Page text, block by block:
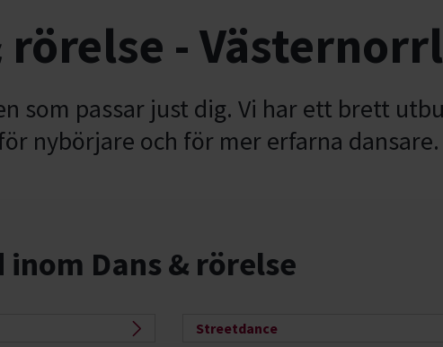
rörelse -
som passar just dig. Vi har ett brett
nybörjare och för mer erfarna dansare.
Dans & rörelse
Streetdance